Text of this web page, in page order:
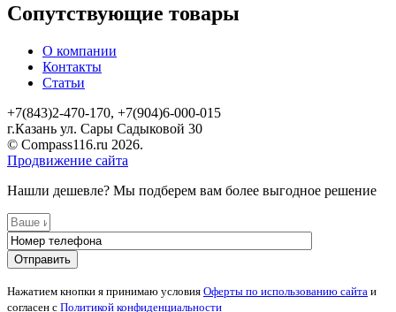
Сопутствующие товары
О компании
Контакты
Статьи
+7(843)2-470-170, +7(904)6-000-015
г.Казань ул. Сары Садыковой 30
© Compass116.ru 2026.
Продвижение сайта
Нашли дешевле? Мы подберем вам более выгодное решение
Нажатием кнопки я принимаю условия Оферты по использованию сайта и
согласен с Политикой конфиденциальности